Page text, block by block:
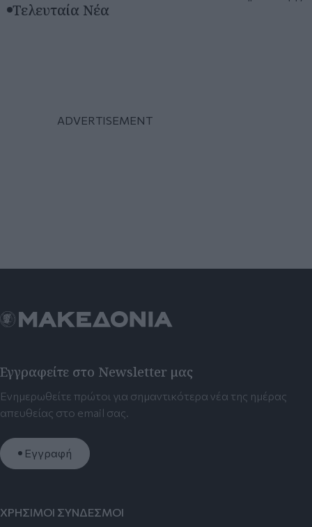
Τελευταία Νέα
Εγγραφείτε στο Newsletter μας
Ενημερωθείτε πρώτοι για σημαντικότερα νέα της ημέρας
απευθείας στο email σας.
Εγγραφή
ΧΡΗΣΙΜΟΙ ΣΥΝΔΕΣΜΟΙ